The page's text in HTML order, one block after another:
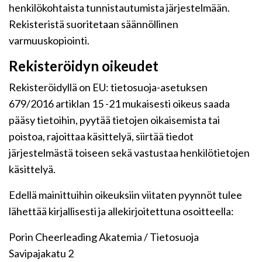
henkilökohtaista tunnistautumista järjestelmään.
Rekisteristä suoritetaan säännöllinen
varmuuskopiointi.
Rekisteröidyn oikeudet
Rekisteröidyllä on EU: tietosuoja-asetuksen
679/2016 artiklan 15 -21 mukaisesti oikeus saada
pääsy tietoihin, pyytää tietojen oikaisemista tai
poistoa, rajoittaa käsittelyä, siirtää tiedot
järjestelmästä toiseen sekä vastustaa henkilötietojen
käsittelyä.
Edellä mainittuihin oikeuksiin viitaten pyynnöt tulee
lähettää kirjallisesti ja allekirjoitettuna osoitteella:
Porin Cheerleading Akatemia / Tietosuoja
Savipajakatu 2